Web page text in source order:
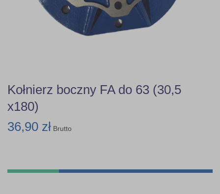
Kołnierz boczny FA do 63 (30,5
x180)
36,90 zł Brutto